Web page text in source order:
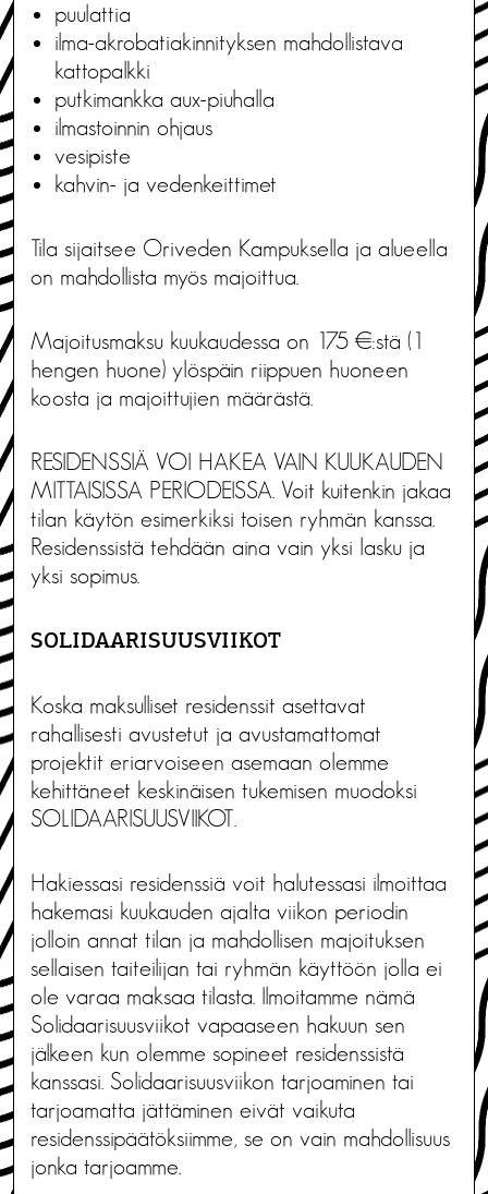
puulattia
ilma-akrobatiakinnityksen mahdollistava
kattopalkki
putkimankka aux-piuhalla
ilmastoinnin ohjaus
vesipiste
kahvin- ja vedenkeittimet
Tila sijaitsee Oriveden Kampuksella ja alueella
on mahdollista myös majoittua.
Majoitusmaksu kuukaudessa on 175 €:stä (1
hengen huone) ylöspäin riippuen huoneen
koosta ja majoittujien määrästä.
RESIDENSSIÄ VOI HAKEA VAIN KUUKAUDEN
MITTAISISSA PERIODEISSA. Voit kuitenkin jakaa
tilan käytön esimerkiksi toisen ryhmän kanssa.
Residenssistä tehdään aina vain yksi lasku ja
yksi sopimus.
SOLIDAARISUUSVIIKOT
Koska maksulliset residenssit asettavat
rahallisesti avustetut ja avustamattomat
projektit eriarvoiseen asemaan olemme
kehittäneet keskinäisen tukemisen muodoksi
SOLIDAARISUUSVIIKOT.
Hakiessasi residenssiä voit halutessasi ilmoittaa
hakemasi kuukauden ajalta viikon periodin
jolloin annat tilan ja mahdollisen majoituksen
sellaisen taiteilijan tai ryhmän käyttöön jolla ei
ole varaa maksaa tilasta. Ilmoitamme nämä
Solidaarisuusviikot vapaaseen hakuun sen
jälkeen kun olemme sopineet residenssistä
kanssasi. Solidaarisuusviikon tarjoaminen tai
tarjoamatta jättäminen eivät vaikuta
residenssipäätöksiimme, se on vain mahdollisuus
jonka tarjoamme.